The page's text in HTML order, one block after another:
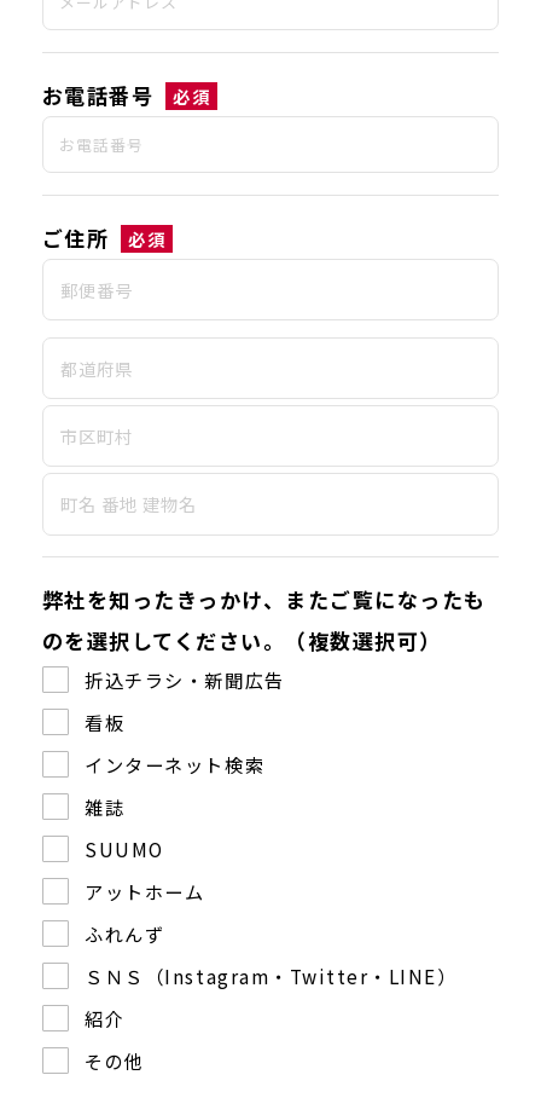
お電話番号 必須
ご住所 必須
弊社を知ったきっかけ、またご覧になったも
のを選択してください。（複数選択可）
折込チラシ・新聞広告
看板
インターネット検索
雑誌
SUUMO
アットホーム
ふれんず
ＳＮＳ（Instagram・Twitter・LINE）
紹介
その他